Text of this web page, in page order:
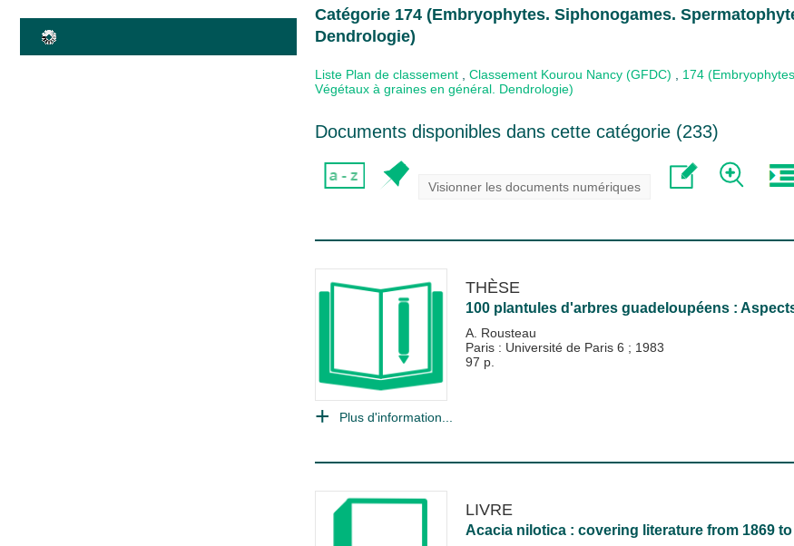
Catégorie 174 (Embryophytes. Siphonogames.
Dendrologie)
Liste Plan de classement Classement Kourou Nancy (GFDC)
174
Végétaux à graines en général. Dendrologie)
Documents disponibles dans cette catégorie (233)
Visionner les documents numériques
THÈSE
100 plantules d'arbres guadeloupéens :
A. Rousteau
Paris : Université de Paris 6 ; 1983
97 p.
Plus d'information...
LIVRE
Acacia nilotica : covering literature from 1869 to